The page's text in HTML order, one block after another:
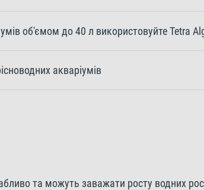
об'ємом до 40 л використовуйте Tetra
акваріумів
та можуть заважати росту водних